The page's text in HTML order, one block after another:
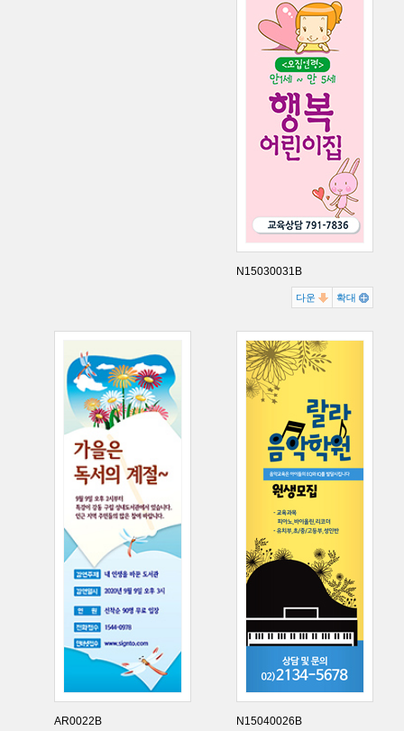
N15030031B
다운 확대
AR0022B N15040026B